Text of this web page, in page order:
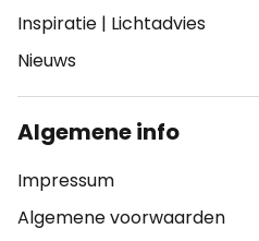
Inspiratie | Lichtadvies
Nieuws
Algemene info
Impressum
Algemene voorwaarden